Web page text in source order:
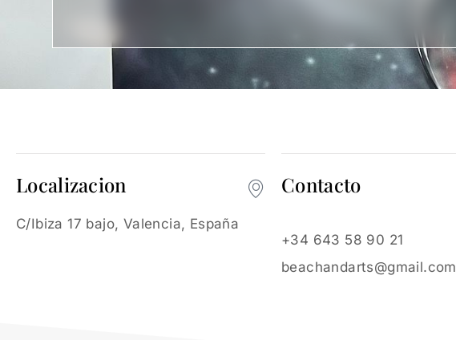
Localizacion
C/Ibiza 17 bajo, Valencia, España
Contacto
+34 643 58 90 21
beachandarts@gmail.com